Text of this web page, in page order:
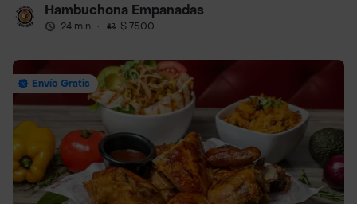
Hambuchona Empanadas
24 min · $ 7500
Envío Gratis